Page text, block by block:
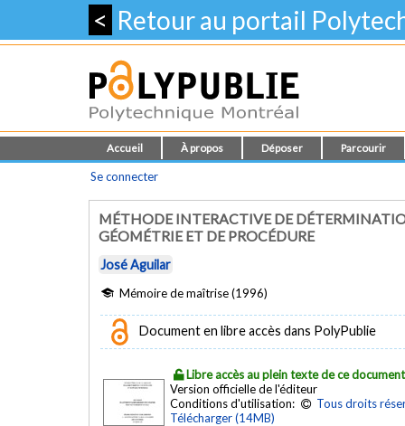
< Retour au portail
Accueil À propos Déposer Parcourir
Se connecter
MÉTHODE INTERACTIVE DE
GÉOMÉTRIE ET DE PROCÉDURE
José Aguilar
Mémoire de maîtrise (1996)
Document en libre accès dans PolyPublie
Libre accès au plein texte de ce document
Version officielle de l'éditeur
Conditions d'utilisation:
Tous droits
Télécharger (14MB)